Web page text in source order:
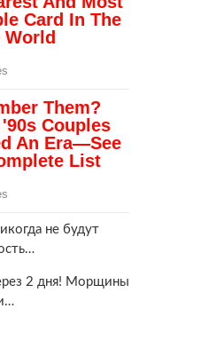
не будут
2 дня! Морщины